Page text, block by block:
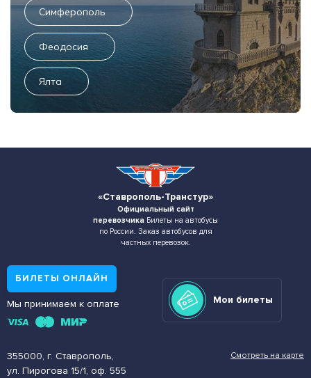
Симферополь
Феодосия
Ялта
«Ставрополь-Транстур»
Официальный сайт
перевозчика Билеты на автобусы
по России. Заказ автобусов для
частных перевозок.
355000, г. Ставрополь,
ул. Пирогова 15/1, оф. 555
Смотреть на карте
БИЛЕТЫ ОНЛАЙН
Мы принимаем к оплате Мои билеты